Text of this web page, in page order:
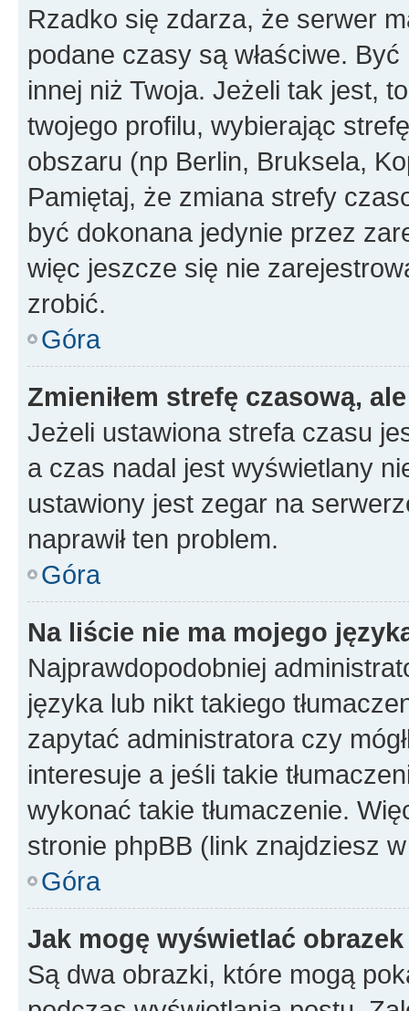
Rzadko się zdarza, że serwer
podane czasy są właściwe.
innej niż Twoja. Jeżeli tak jest,
twojego profilu, wybierając
obszaru (np Berlin, Bruksela,
Pamiętaj, że zmiana strefy
być dokonana jedynie przez
więc jeszcze się nie
zrobić.
Góra
Zmieniłem strefę czasową,
Jeżeli ustawiona strefa czasu
a czas nadal jest wyświetlany
ustawiony jest zegar na
naprawił ten problem.
Góra
Na liście nie ma mojego
Najprawdopodobniej
języka lub nikt takiego
zapytać administratora czy
interesuje a jeśli takie
wykonać takie tłumaczenie.
stronie phpBB (link znajdziesz
Góra
Jak mogę wyświetlać
Są dwa obrazki, które mogą